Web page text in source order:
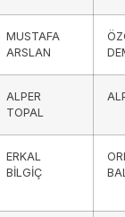
MUSTAFA
ARSLAN
ALPER
TOPAL
ERKAL
BİLGİÇ